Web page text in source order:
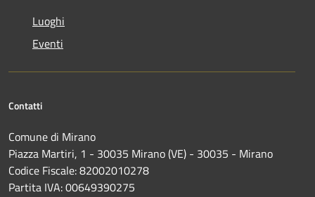
Luoghi
Eventi
Contatti
Comune di Mirano
Piazza Martiri, 1 - 30035 Mirano (VE) - 30035 - Mirano
Codice Fiscale: 82002010278
Partita IVA: 00649390275